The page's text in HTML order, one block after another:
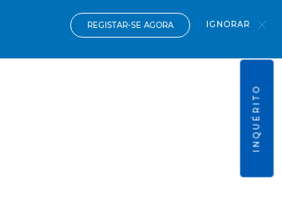
REGISTAR-SE AGORA IGNORAR
INQUÉRITO